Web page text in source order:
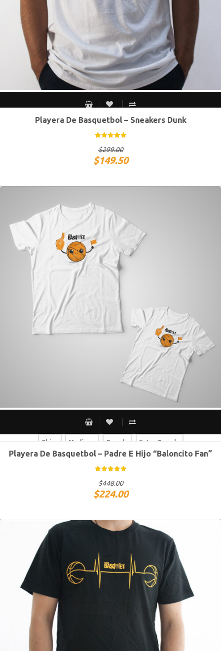
S MEX / XS USA M MEX / S USA G MEX / M USA XG MEX / G USA
Playera De Basquetbol – Sneakers Dunk
$299.00
$149.50
Chico Mediano Grande Extra Grande
Chico Mediano Grande Extra Grande
Playera De Basquetbol – Padre E Hijo “Baloncito Fan”
$448.00
$224.00